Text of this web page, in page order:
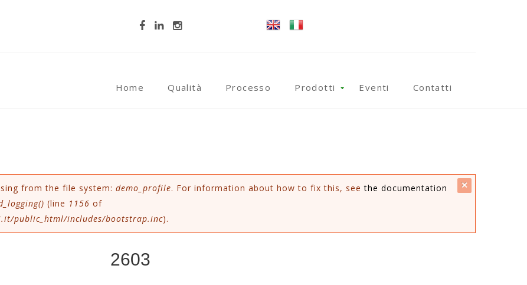
Home Qualità Processo Prodotti Eventi Contatti
from the file system: demo_profile. For information about how to fix this, seethe documentation
(line 1156 of
public_html/includes/bootstrap.inc).
2603